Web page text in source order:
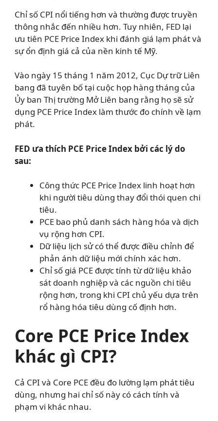
Chỉ số CPI nổi tiếng hơn và thường được truyền
thông nhắc đến nhiều hơn. Tuy nhiên, FED lại
ưu tiên PCE Price Index khi đánh giá lạm phát và
sự ổn định giá cả của nền kinh tế Mỹ.
Vào ngày 15 tháng 1 năm 2012, Cục Dự trữ Liên
bang đã tuyên bố tại cuộc họp hàng tháng của
Ủy ban Thị trường Mở Liên bang rằng họ sẽ sử
dụng PCE Price Index làm thước đo chính về lạm
phát.
FED ưa thích PCE Price Index bởi các lý do
sau:
Công thức PCE Price Index linh hoạt hơn
khi người tiêu dùng thay đổi thói quen chi
tiêu.
PCE bao phủ danh sách hàng hóa và dịch
vụ rộng hơn CPI.
Dữ liệu lịch sử có thể được điều chỉnh để
phản ánh dữ liệu mới chính xác hơn.
Chỉ số giá PCE được tính từ dữ liệu khảo
sát doanh nghiệp và các nguồn chi tiêu
rộng hơn, trong khi CPI chủ yếu dựa trên
rổ hàng hóa tiêu dùng cố định hơn.
Core PCE Price Index
khác gì CPI?
Cả CPI và Core PCE đều đo lường lạm phát tiêu
dùng, nhưng hai chỉ số này có cách tính và
phạm vi khác nhau.